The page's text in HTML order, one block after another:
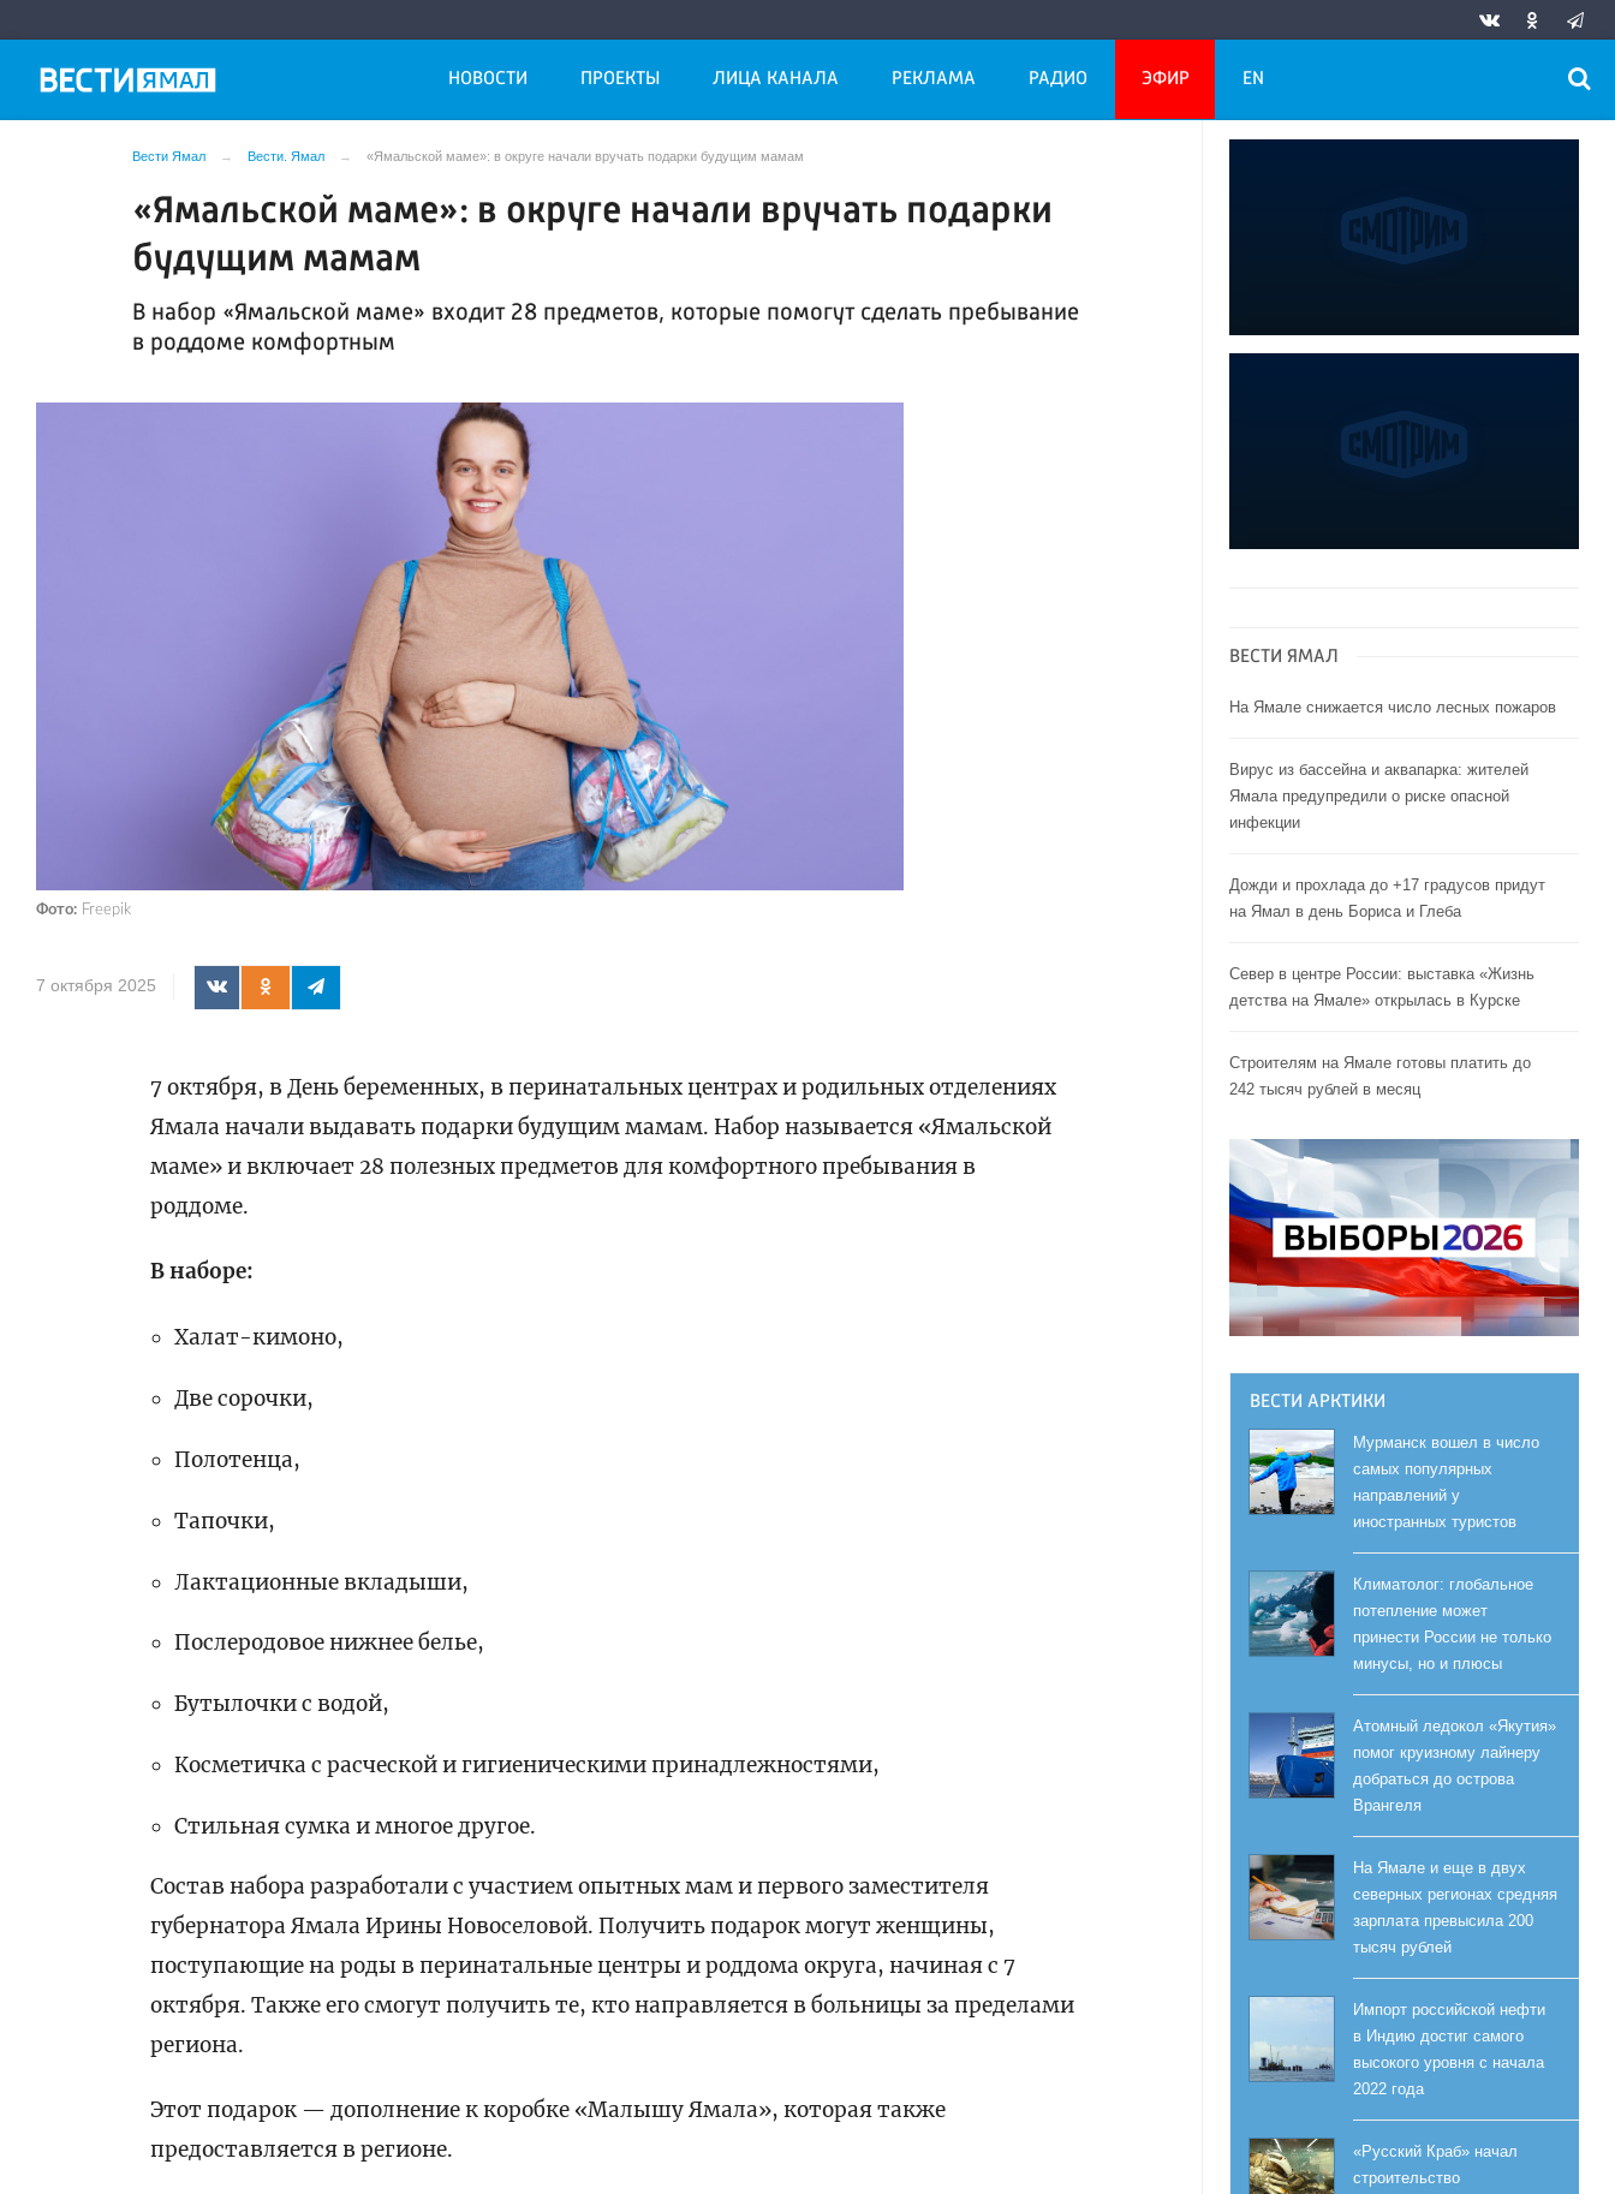
НОВОСТИ ПРОЕКТЫ ЛИЦА КАНАЛА РЕКЛАМА РАДИО ЭФИР EN
Вести Ямал Вести. Ямал «Ямальской маме»: в округе начали вручать подарки будущим мамам
«Ямальской маме»: в округе начали вручать подарки
будущим мамам
В набор «Ямальской маме» входит 28 предметов, которые помогут сделать пребывание
в роддоме комфортным
Фото: Freepik
7 октября 2025
7 октября, в День беременных, в перинатальных центрах и родильных отделениях
Ямала начали выдавать подарки будущим мамам. Набор называется «Ямальской
маме» и включает 28 полезных предметов для комфортного пребывания в
роддоме.
В наборе:
Халат-кимоно,
Две сорочки,
Полотенца,
Тапочки,
Лактационные вкладыши,
Послеродовое нижнее белье,
Бутылочки с водой,
Косметичка с расческой и гигиеническими принадлежностями,
Стильная сумка и многое другое.
Состав набора разработали с участием опытных мам и первого заместителя
губернатора Ямала Ирины Новоселовой. Получить подарок могут женщины,
поступающие на роды в перинатальные центры и роддома округа, начиная с 7
октября. Также его смогут получить те, кто направляется в больницы за пределами
региона.
Этот подарок — дополнение к коробке «Малышу Ямала», которая также
предоставляется в регионе.
ВЕСТИ ЯМАЛ
На Ямале снижается число лесных пожаров
Вирус из бассейна и аквапарка: жителей
Ямала предупредили о риске опасной
инфекции
Дожди и прохлада до +17 градусов придут
на Ямал в день Бориса и Глеба
Север в центре России: выставка «Жизнь
детства на Ямале» открылась в Курске
Строителям на Ямале готовы платить до
242 тысяч рублей в месяц
ВЕСТИ АРКТИКИ
Мурманск вошел в число
самых популярных
направлений у
иностранных туристов
Климатолог: глобальное
потепление может
принести России не только
минусы, но и плюсы
Атомный ледокол «Якутия»
помог круизному лайнеру
добраться до острова
Врангеля
На Ямале и еще в двух
северных регионах средняя
зарплата превысила 200
тысяч рублей
Импорт российской нефти
в Индию достиг самого
высокого уровня с начала
2022 года
«Русский Краб» начал
строительство